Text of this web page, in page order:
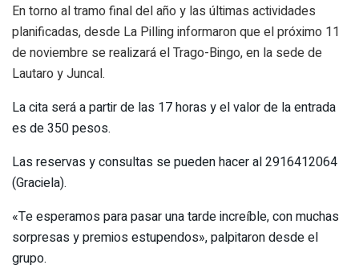
En torno al tramo final del año y las últimas actividades
planificadas, desde La Pilling informaron que el próximo 11
de noviembre se realizará el Trago-Bingo, en la sede de
Lautaro y Juncal.
La cita será a partir de las 17 horas y el valor de la entrada
es de 350 pesos.
Las reservas y consultas se pueden hacer al 2916412064
(Graciela).
«Te esperamos para pasar una tarde increíble, con muchas
sorpresas y premios estupendos», palpitaron desde el
grupo.